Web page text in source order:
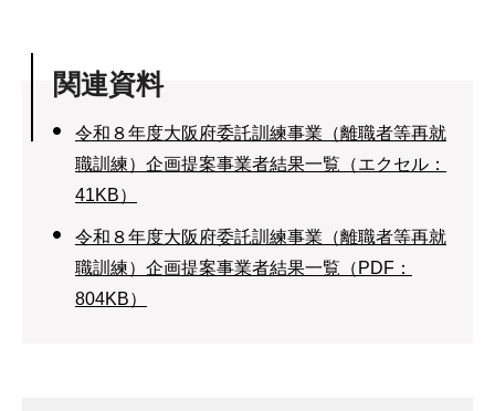
関連資料
令和８年度大阪府委託訓練事業（離職者等再就
職訓練）企画提案事業者結果一覧（エクセル：
41KB）
令和８年度大阪府委託訓練事業（離職者等再就
職訓練）企画提案事業者結果一覧（PDF：
804KB）